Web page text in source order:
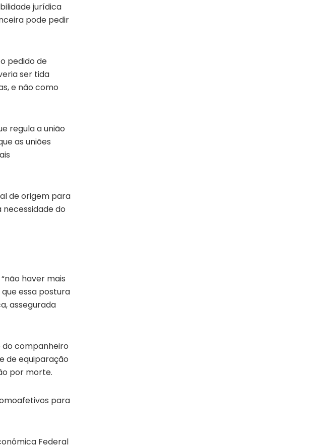
jurídica
pode pedir
pedido de
ser tida
e não como
regula a união
as uniões
de origem para
do
haver mais
essa postura
assegurada
companheiro
de equiparação
por morte.
para
Federal